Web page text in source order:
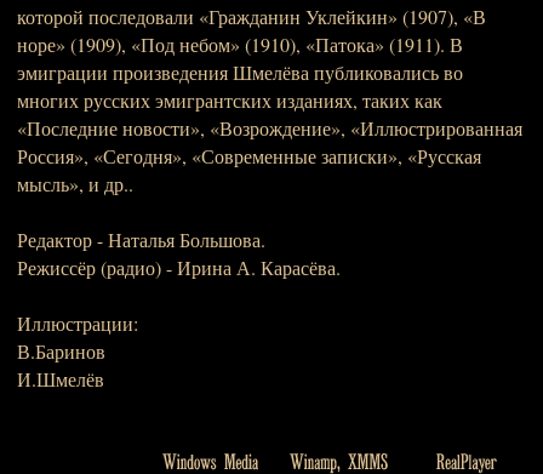
которой последовали «Гражданин Уклейкин» (1907), «В
норе» (1909), «Под небом» (1910), «Патока» (1911). В
эмиграции произведения Шмелёва публиковались во
многих русских эмигрантских изданиях, таких как
«Последние новости», «Возрождение», «Иллюстрированная
Россия», «Сегодня», «Современные записки», «Русская
мысль», и др..
Редактор - Наталья Большова.
Режиссёр (радио) - Ирина А. Карасёва.
Иллюстрации:
В.Баринов
И.Шмелёв